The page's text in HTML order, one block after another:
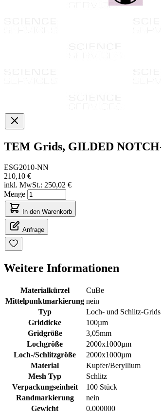
TEM Grids, GILDED
ESG2010-NN
210,10 €
inkl. MwSt.: 250,02 €
Menge
In den Warenkorb
Anfrage
Weitere Informationen
Materialkürzel
CuBe
Mittelpunktmarkierung nein
Typ
Loch- und Schlitz-Grids
Griddicke
100µm
Gridgröße
3,05mm
Lochgröße
2000x1000µm
Loch-/Schlitzgröße
2000x1000µm
Material
Kupfer/Beryllium
Mesh Typ
Schlitz
Verpackungseinheit
100 Stück
Randmarkierung
nein
Gewicht
0.000000